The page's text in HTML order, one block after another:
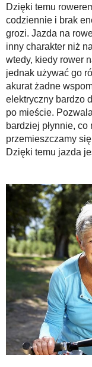
Dzięki temu
codziennie i brak
grozi. Jazda na
inny charakter niż
wtedy, kiedy rower
jednak używać go
akurat żadne
elektryczny bardzo
po mieście.
bardziej płynnie,
przemieszczamy
Dzięki temu jazda